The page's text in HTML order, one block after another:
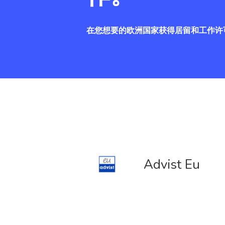
在您想要的欧洲国家获得居留和工作许
Advist Eu